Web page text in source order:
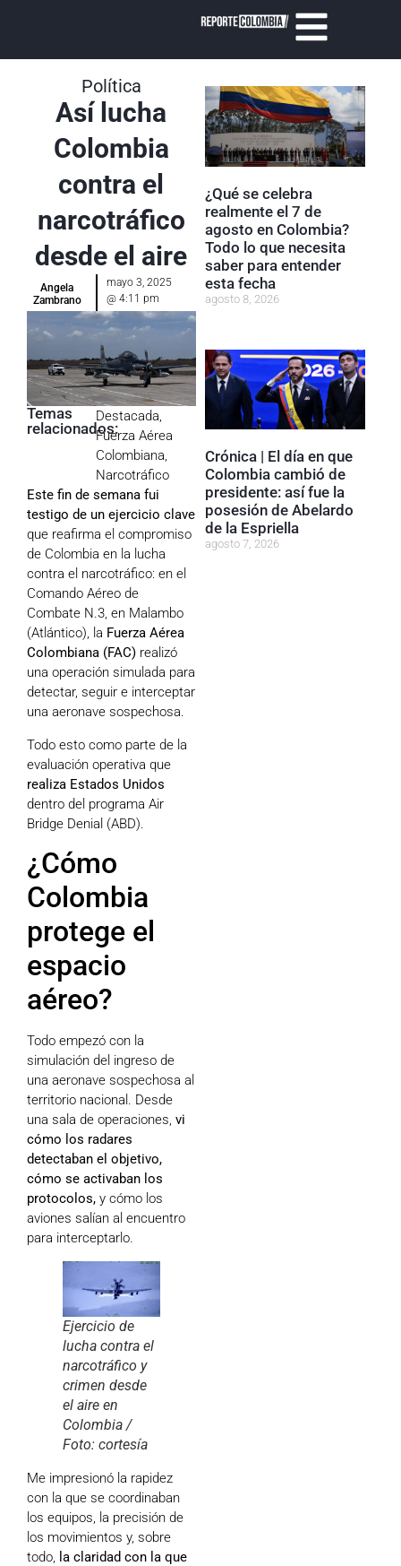
Política
Así lucha
Colombia
contra el
narcotráfico
desde el aire
Angela
Zambrano
mayo 3, 2025
@4:11 pm
Temas
relacionados:
Destacada,
Fuerza Aérea
Colombiana,
Narcotráfico
Este fin de semana fui
testigo de un ejercicio clave
que reafirma el compromiso
de Colombia en la lucha
contra el narcotráfico: en el
Comando Aéreo de
Combate N.3, en Malambo
(Atlántico), la Fuerza Aérea
Colombiana (FAC) realizó
una operación simulada para
detectar, seguir e interceptar
una aeronave sospechosa.
Todo esto como parte de la
evaluación operativa que
realiza Estados Unidos
dentro del programa Air
Bridge Denial (ABD).
¿Cómo
Colombia
protege el
espacio
aéreo?
Todo empezó con la
simulación del ingreso de
una aeronave sospechosa al
territorio nacional. Desde
una sala de operaciones, vi
cómo los radares
detectaban el objetivo,
cómo se activaban los
protocolos, y cómo los
aviones salían al encuentro
para interceptarlo.
Ejercicio de
lucha contra el
narcotráfico y
crimen desde
el aire en
Colombia /
Foto: cortesía
Me impresionó la rapidez
con la que se coordinaban
los equipos, la precisión de
los movimientos y, sobre
todo,
la claridad con la que
¿Qué se celebra
realmente el 7 de
agosto en Colombia?
Todo lo que necesita
saber para entender
esta fecha
agosto 8, 2026
Crónica | El día en que
Colombia cambió de
presidente: así fue la
posesión de Abelardo
de la Espriella
agosto 7, 2026